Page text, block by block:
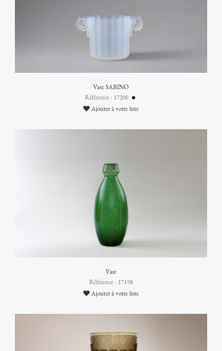
Vase SABINO
Référence : 17200
Ajouter à votre liste
Vase
Référence : 17198
Ajouter à votre liste